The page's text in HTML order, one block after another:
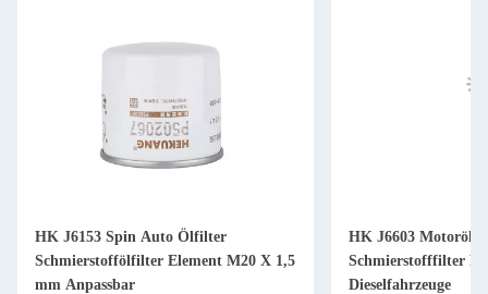
HK J6153 Spin Auto Ölfilter
Schmierstoffölfilter Element M20 X 1,5
mm Anpassbar
HK J6603
Schmierstofffilter
Dieselfahrzeuge